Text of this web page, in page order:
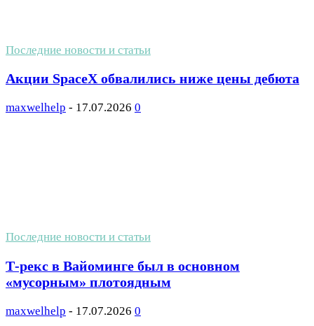
Последние новости и статьи
Акции SpaceX обвалились ниже цены дебюта
maxwelhelp - 17.07.2026 0
Последние новости и статьи
Т-рекс в Вайоминге был в основном
«мусорным» плотоядным
maxwelhelp - 17.07.2026 0